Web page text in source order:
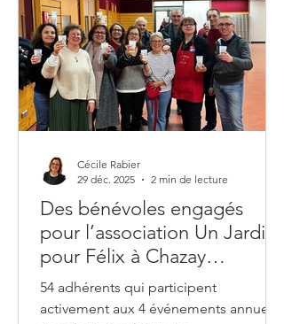
Des bénévoles engagés
pour l’association Un Jardin
pour Félix à Chazay
d’Azergues.
54 adhérents qui participent
activement aux 4 événements annuels
Cécile Rabier
29 déc. 2025
2 min de lecture